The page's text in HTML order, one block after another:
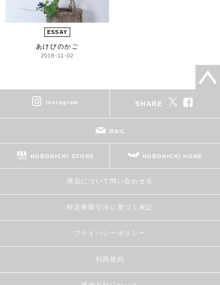
ESSAY
あけびのかご
2018-11-02
instagram SHARE
MAIL
HOBONICHI STORE HOBONICHI HOME
商品について問い合わせる
特定商取引法に基づく表記
プライバシーポリシー
利用規約